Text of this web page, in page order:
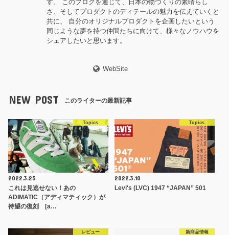
す。 このブログを通じて、日本の物づくりの素晴らし
さ、そしてプロダクトのディテールの魅力を伝えていくと
共に、 自分のオリジナルプロダクトを企画したいという
同じような夢を持つ仲間たちに向けて、様々なノウハウを
シェアしたいと思います。
WebSite
NEW POST このライターの最新記事
Topics
2022.3.25
これは見逃せない！あの
ADIMATIC（アディマティック）が
待望の復刻 [a…
Topics
2022.3.10
Levi's (LVC) 1947 “JAPAN” 501
レビュー 新商品情報